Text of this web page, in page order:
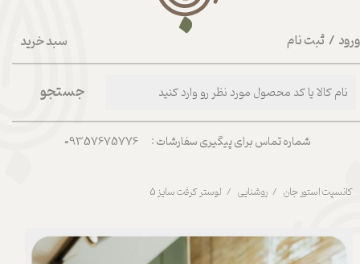
سبد خرید / ثبت نام
شماره تماس برای پیگیری سفارشات : 09357675776
جستجو
کانسپت استور جان روشنایی لوستر کرفت سایز 5